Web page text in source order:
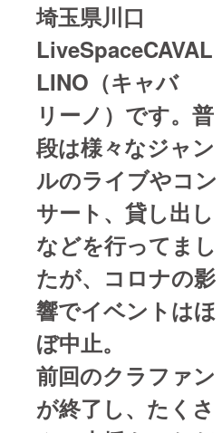
埼玉県川口
LiveSpaceCAVAL
LINO（キャバ
リーノ）です。普
段は様々なジャン
ルのライブやコン
サート、貸し出し
などを行ってまし
たが、コロナの影
響でイベントはほ
ぼ中止。
前回のクラファン
が終了し、たくさ